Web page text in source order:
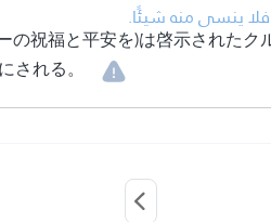
ينسى منه شيئًا.
の祝福と平安を)は啓示された
される。